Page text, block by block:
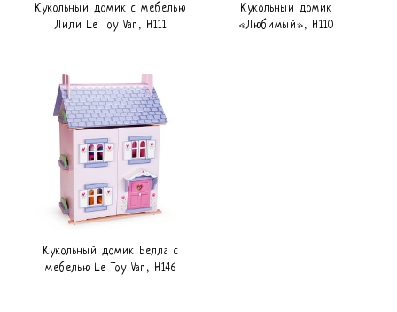
Кукольный домик с мебелью
Лили Le Toy Van, H111
Кукольный домик
«Любимый», H110
Кукольный домик Белла с
мебелью Le Toy Van, H146